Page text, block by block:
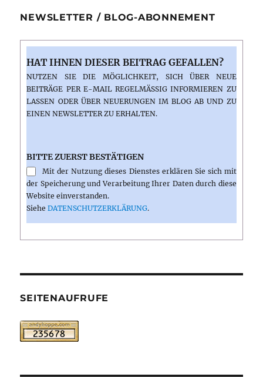
NEWSLETTER / BLOG-ABONNEMENT
HAT IHNEN DIESER BEITRAG GEFALLEN?
NUTZEN SIE DIE MÖGLICHKEIT, SICH ÜBER NEUE
BEITRÄGE PER E-MAIL REGELMÄSSIG INFORMIEREN ZU L
ASSEN ODER ÜBER NEUERUNGEN IM BLOG AB UND ZU E
INEN NEWSLETTER ZU ERHALTEN.
BITTE ZUERST BESTÄTIGEN
Mit der Nutzung dieses Dienstes erklären Sie sich mit
der Speicherung und Verarbeitung Ihrer Daten durch diese
Website einverstanden.
SieheDATENSCHUTZERKLÄRUNG.
SEITENAUFRUFE